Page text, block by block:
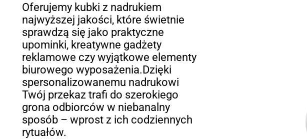
Oferujemy kubki z nadrukiem
najwyższej jakości, które świetnie
sprawdzą się jako praktyczne
upominki, kreatywne gadżety
reklamowe czy wyjątkowe elementy
biurowego wyposażenia.Dzięki
spersonalizowanemu nadrukowi
Twój przekaz trafi do szerokiego
grona odbiorców w niebanalny
sposób – wprost z ich codziennych
rytuałów.